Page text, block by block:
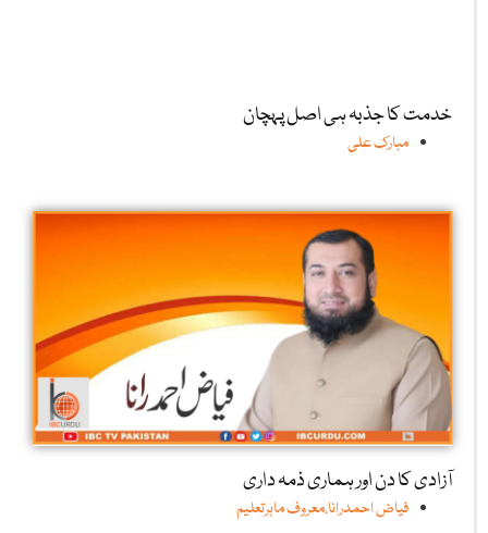
خدمت کا جذبہ ہی اصل پہچان
مبارک علی
آزادی کا دن اور ہماری ذمہ داری
فیاض احمدرانا،معروف ماہرتعلیم